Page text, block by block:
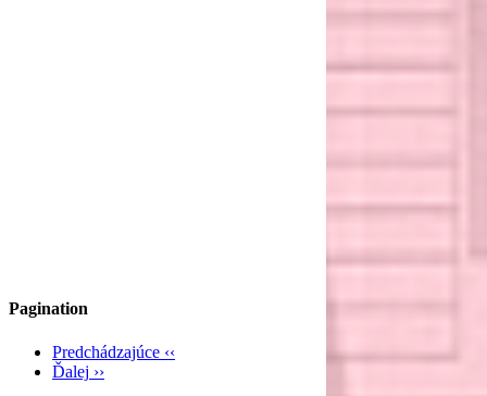
Pagination
Predchádzajúce ‹‹
Ďalej ››